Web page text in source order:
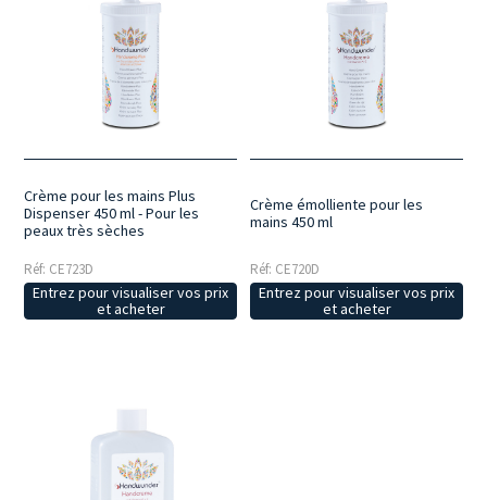
Crème pour les mains Plus
Dispenser 450 ml - Pour les
peaux très sèches
Réf: CE723D
Entrez pour visualiser vos prix
et acheter
Crème émolliente pour les
mains 450 ml
Réf: CE720D
Entrez pour visualiser vos prix
et acheter